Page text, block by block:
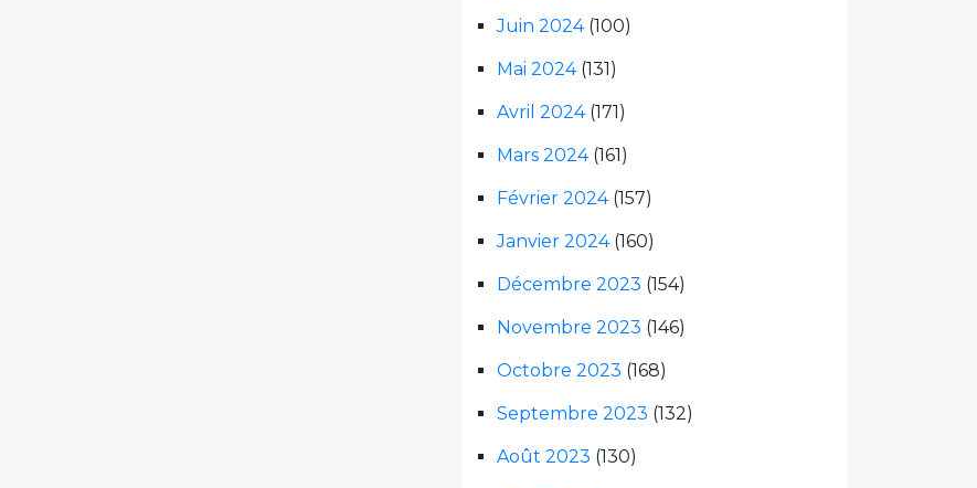
Juin 2024(100)
Mai 2024(131)
Avril 2024(171)
Mars 2024(161)
Février 2024(157)
Janvier 2024(160)
Décembre 2023 (154)
Novembre 2023 (146)
Octobre 2023 (168)
Septembre 2023 (132)
Août 2023 (130)